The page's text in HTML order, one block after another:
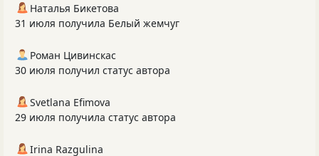
Наталья Бикетова
31 июля получила Белый жемчуг
Роман Цивинскас
30 июля получил статус автора
Svetlana Efimova
29 июля получила статус автора
Irina Razgulina